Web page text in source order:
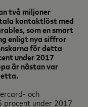
två miljoner
kontaktlöst med
som en smart
enligt nya siffror
för detta
under 2017
är nästan var
och
procent under 2017